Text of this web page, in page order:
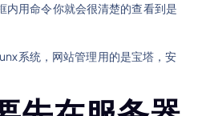
内用命令你就会很清楚的查看到是
系统，网站管理用的是宝塔，安